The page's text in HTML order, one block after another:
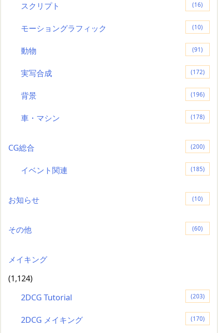
スクリプト (16)
モーショングラフィック (10)
動物 (91)
実写合成 (172)
背景 (196)
車・マシン (178)
CG総合 (200)
イベント関連 (185)
お知らせ (10)
その他 (60)
メイキング
(1,124)
2DCG Tutorial
(203)
2DCG メイキング (170)